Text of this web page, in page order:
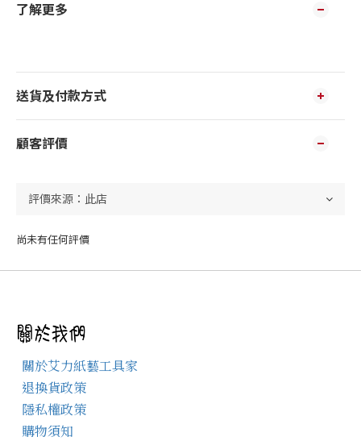
了解更多
送貨及付款方式
顧客評價
尚未有任何評價
關於艾力紙藝工具家
退換貨政策
隱私權政策
購物須知